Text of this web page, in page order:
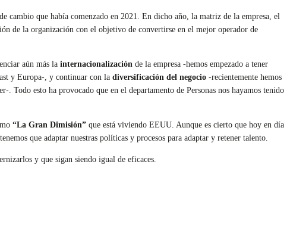
cambio que había comenzado en 2021. En dicho año, la matriz de la empresa, el
de la organización con el objetivo de convertirse en el mejor operador de
aún más la internacionalización de la empresa -hemos empezado a tener
y Europa-, y continuar con la diversificación del negocio -recientemente hemos
esto ha provocado que en el departamento de Personas nos hayamos tenido
“La Gran Dimisión” que está viviendo EEUU. Aunque es cierto que hoy en día
que adaptar nuestras políticas y procesos para adaptar y retener talento.
y que sigan siendo igual de eficaces.